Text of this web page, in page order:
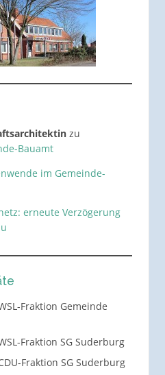
zu
Bauamt
im Gemeinde-
erneute Verzögerung
Fraktion Gemeinde
Fraktion SG Suderburg
Fraktion SG Suderburg